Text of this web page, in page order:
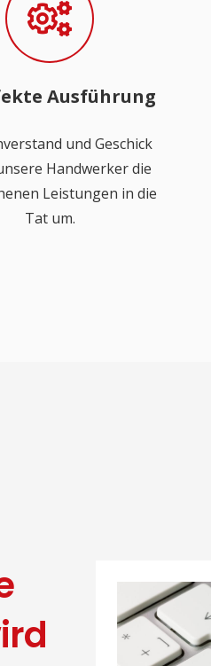
Ausführung
und Geschick
Handwerker die
Leistungen in die
Tat um.